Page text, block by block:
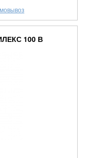
100 В